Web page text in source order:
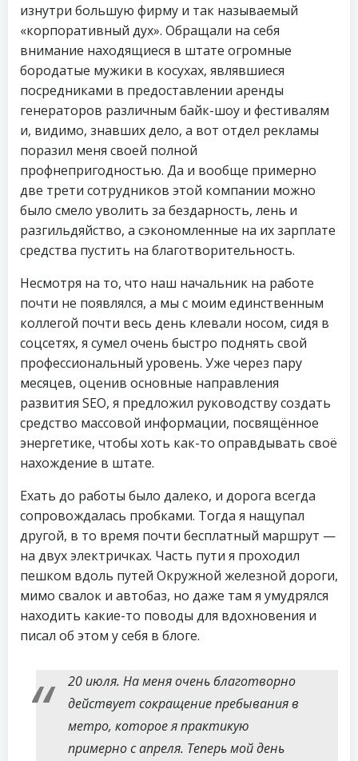
изнутри большую фирму и так называемый
«корпоративный дух». Обращали на себя
внимание находящиеся в штате огромные
бородатые мужики в косухах, являвшиеся
посредниками в предоставлении аренды
генераторов различным байк-шоу и фестивалям
и, видимо, знавших дело, а вот отдел рекламы
поразил меня своей полной
профнепригодностью. Да и вообще примерно
две трети сотрудников этой компании можно
было смело уволить за бездарность, лень и
разгильдяйство, а сэкономленные на их зарплате
средства пустить на благотворительность.
Несмотря на то, что наш начальник на работе
почти не появлялся, а мы с моим единственным
коллегой почти весь день клевали носом, сидя в
соцсетях, я сумел очень быстро поднять свой
профессиональный уровень. Уже через пару
месяцев, оценив основные направления
развития SEO, я предложил руководству создать
средство массовой информации, посвящённое
энергетике, чтобы хоть как-то оправдывать своё
нахождение в штате.
Ехать до работы было далеко, и дорога всегда
сопровождалась пробками. Тогда я нащупал
другой, в то время почти бесплатный маршрут —
на двух электричках. Часть пути я проходил
пешком вдоль путей Окружной железной дороги,
мимо свалок и автобаз, но даже там я умудрялся
находить какие-то поводы для вдохновения и
писал об этом у себя в блоге.
20 июля. На меня очень благотворно
действует сокращение пребывания в
метро, которое я практикую
примерно с апреля. Теперь мой день